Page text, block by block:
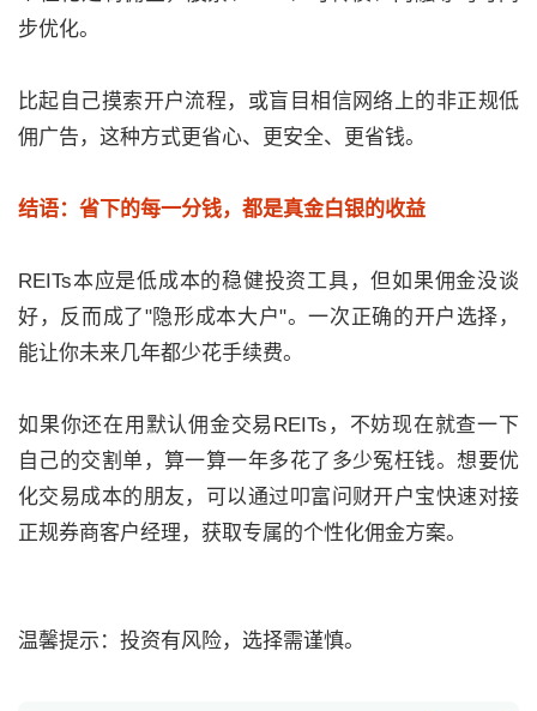
步优化。
比起自己摸索开户流程，或盲目相信网络上的非正规低
佣广告，这种方式更省心、更安全、更省钱。
结语：省下的每一分钱，都是真金白银的收益
REITs本应是低成本的稳健投资工具，但如果佣金没谈
好，反而成了"隐形成本大户"。一次正确的开户选择，
能让你未来几年都少花手续费。
如果你还在用默认佣金交易REITs，不妨现在就查一下
自己的交割单，算一算一年多花了多少冤枉钱。想要优
化交易成本的朋友，可以通过叩富问财开户宝快速对接
正规券商客户经理，获取专属的个性化佣金方案。
温馨提示：投资有风险，选择需谨慎。